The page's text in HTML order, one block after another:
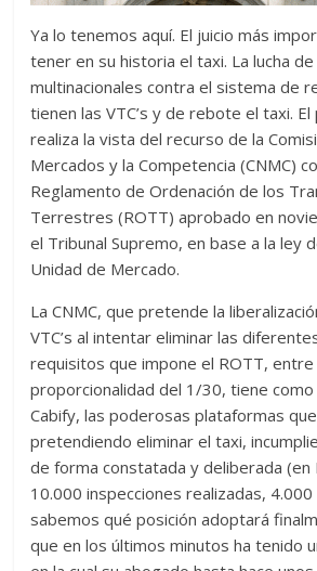
Ya lo tenemos aquí. El juicio más
tener en su historia el taxi. La lucha
multinacionales contra el sistema de
tienen las VTC’s y de rebote el taxi.
realiza la vista del recurso de la
Mercados y la Competencia (CNMC)
Reglamento de Ordenación de los
Terrestres (ROTT) aprobado en
el Tribunal Supremo, en base a la ley
Unidad de Mercado.
La CNMC, que pretende la
VTC’s al intentar eliminar las
requisitos que impone el ROTT, entre
proporcionalidad del 1/30, tiene como
Cabify, las poderosas plataformas
pretendiendo eliminar el taxi,
de forma constatada y deliberada (en
10.000 inspecciones realizadas, 4.000
sabemos qué posición adoptará
que en los últimos minutos ha tenido